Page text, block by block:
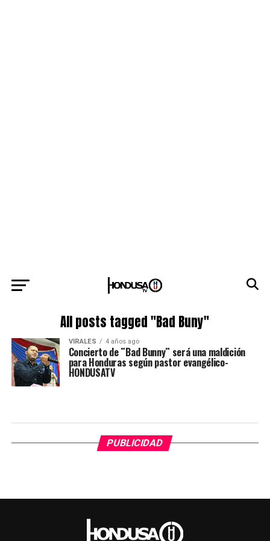
All posts tagged "Bad Buny"
VIRALES 4 años ago
Concierto de ¨Bad Bunny¨ será una maldición
para Honduras según pastor evangélico-
HONDUSATV
PUBLICIDAD